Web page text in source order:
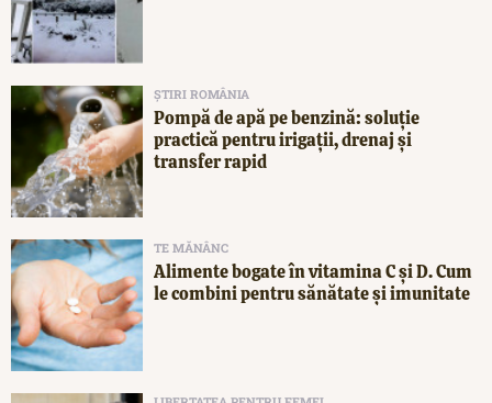
ȘTIRI ROMÂNIA
Pompă de apă pe benzină: soluție
practică pentru irigații, drenaj și
transfer rapid
TE MĂNÂNC
Alimente bogate în vitamina C și D. Cum
le combini pentru sănătate și imunitate